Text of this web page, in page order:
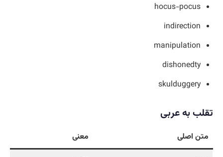
hocus-pocus
indirection
manipulation
dishonedty
skulduggery
تقلب به عربی
متن اصلی
معنی